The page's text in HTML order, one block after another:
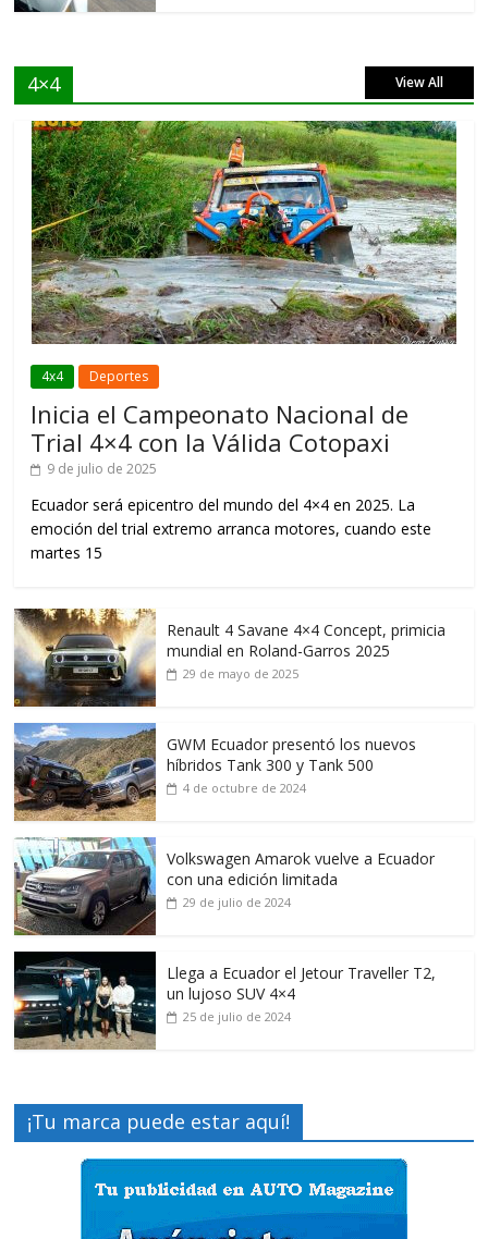
4×4 View All
4x4 Deportes
Inicia el Campeonato Nacional de
Trial 4×4 con la Válida Cotopaxi
9 de julio de 2025
Ecuador será epicentro del mundo del 4×4 en 2025. La
emoción del trial extremo arranca motores, cuando este
martes 15
Renault 4 Savane 4×4 Concept, primicia
mundial en Roland-Garros 2025
29 de mayo de 2025
GWM Ecuador presentó los nuevos
híbridos Tank 300 y Tank 500
4 de octubre de 2024
Volkswagen Amarok vuelve a Ecuador
con una edición limitada
29 de julio de 2024
Llega a Ecuador el Jetour Traveller T2,
un lujoso SUV 4×4
25 de julio de 2024
¡Tu marca puede estar aquí!